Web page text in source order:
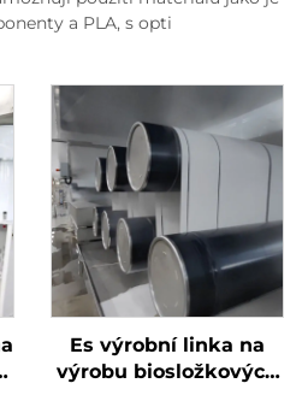
a PLA, s opti
Es výrobní linka na
výrobu biosložkových